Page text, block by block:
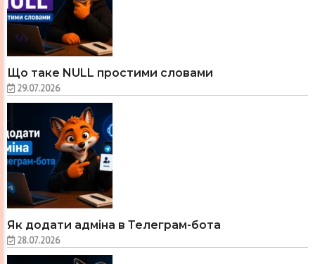
Що таке NULL простими словами
29.07.2026
Як додати адміна в Телеграм-бота
28.07.2026